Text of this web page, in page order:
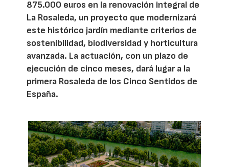
875.000 euros en la renovación integral de
La Rosaleda, un proyecto que modernizará
este histórico jardín mediante criterios de
sostenibilidad, biodiversidad y horticultura
avanzada. La actuación, con un plazo de
ejecución de cinco meses, dará lugar a la
primera Rosaleda de los Cinco Sentidos de
España.